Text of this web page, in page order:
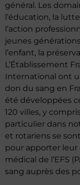
général. Les
l’éducation, la
l’action
jeunes
l’enfant, la
L’Établissement
International ont
don du sang en
été développées
120 villes, y
particulier dans
et rotariens se
pour apporter leur
médical de l’EFS
sang auprès des